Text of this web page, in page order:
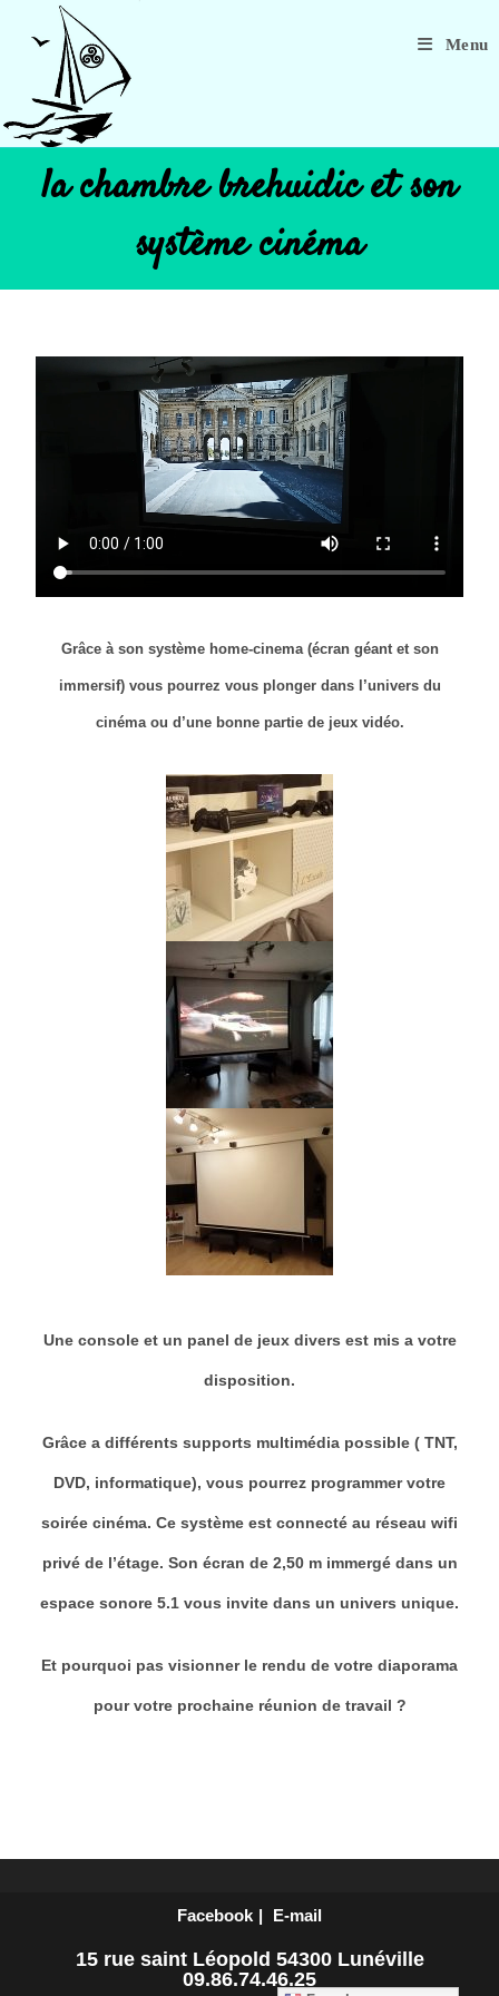
Menu
la chambre brehuidic et son
système cinéma
Grâce à son système home-cinema (écran géant et son
immersif) vous pourrez vous plonger dans l’univers du
cinéma ou d’une bonne partie de jeux vidéo.
Une console et un panel de jeux divers est mis a votre
disposition.
Grâce a différents supports multimédia possible ( TNT,
DVD, informatique), vous pourrez programmer votre
soirée cinéma. Ce système est connecté au réseau wifi
privé de l’étage. Son écran de 2,50 m immergé dans un
espace sonore 5.1 vous invite dans un univers unique.
Et pourquoi pas visionner le rendu de votre diaporama
pour votre prochaine réunion de travail ?
Facebook E-mail
15 rue saint Léopold 54300 Lunéville
09.86.74.46.25